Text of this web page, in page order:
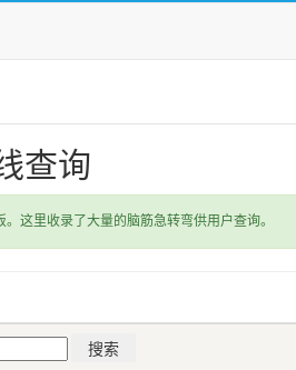
查询
这里收录了大量的脑筋急转弯供用户查询。